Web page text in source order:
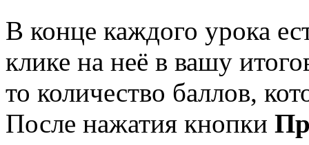
В конце каждого урока
клике на неё в вашу
то количество баллов,
После нажатия кнопки